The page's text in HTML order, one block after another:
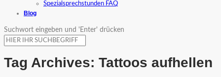
Spezialsprechstunden FAQ
Blog
Suchwort eingeben und 'Enter' drücken
Tag Archives: Tattoos aufhellen